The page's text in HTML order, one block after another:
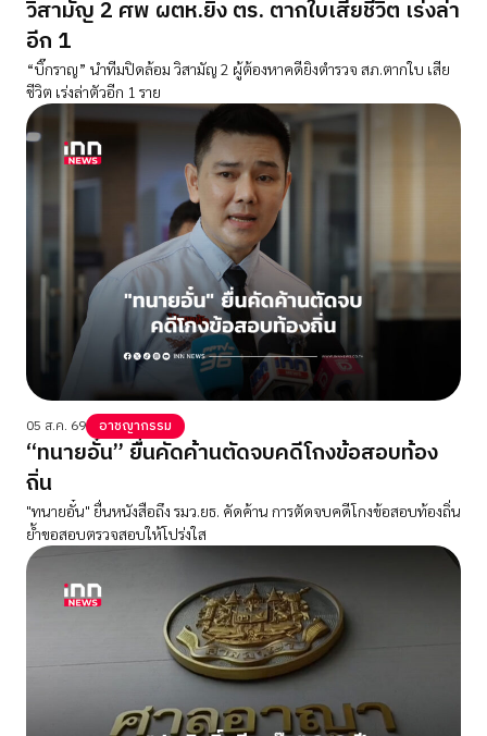
วิสามัญ 2 ศพ ผตห.ยิง ตร. ตากใบเสียชีวิต เร่งล่า
อีก 1
“บิ๊กราญ” นำทีมปิดล้อม วิสามัญ 2 ผู้ต้องหาคดียิงตำรวจ สภ.ตากใบ เสีย
ชีวิต เร่งล่าตัวอีก 1 ราย
05 ส.ค. 69 อาชญากรรม
“ทนายอั๋น” ยื่นคัดค้านตัดจบคดีโกงข้อสอบท้อง
ถิ่น
"ทนายอั๋น" ยื่นหนังสือถึง รมว.ยธ. คัดค้าน การตัดจบคดีโกงข้อสอบท้องถิ่น
ย้ำขอสอบตรวจสอบให้โปร่งใส